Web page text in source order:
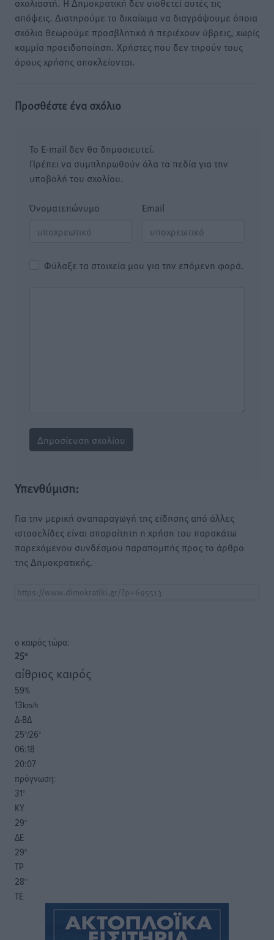
απόψεις. Διατηρούμε το δικαίωμα να διαγράψουμε όποια
σχόλια θεωρούμε προσβλητικά ή περιέχουν ύβρεις, χωρίς
καμμία προειδοποίηση. Χρήστες που δεν τηρούν τους
όρους χρήσης αποκλείονται.
Προσθέστε ένα σχόλιο
Το E-mail δεν θα δημοσιευτεί.
Πρέπει να συμπληρωθούν όλα τα πεδία για την
υποβολή του σχολίου.
Όνοματεπώνυμο Email
Φύλαξε τα στοιχεία μου για την επόμενη φορά.
Υπενθύμιση:
Για την μερική αναπαραγωγή της είδησης από άλλες
ιστοσελίδες είναι απαραίτητη η χρήση του παρακάτω
παρεχόμενου συνδέσμου παραπομπής προς το άρθρο
της Δημοκρατικής.
o καιρός τώρα:
25°
αίθριος καιρός
59%
13km/h
Δ-ΒΔ
25°/26°
06:18
20:07
πρόγνωση:
31°
ΚΥ
29°
ΔΕ
29°
ΤΡ
28°
ΤΕ